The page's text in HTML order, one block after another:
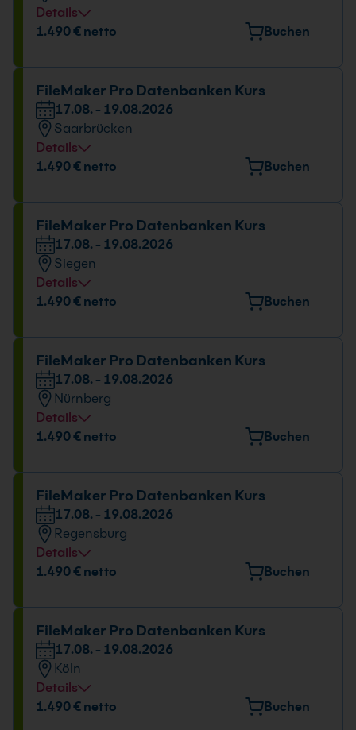
Details
Veranstaltungsort
Datum und Uhrzeit
17.08. - 19.08.2026
09:00 - 16:00 Uhr
1.490 € netto Buchen
FileMaker Pro Datenbanken Kurs
17.08. - 19.08.2026
Saarbrücken
Details
Veranstaltungsort
Datum und Uhrzeit
17.08. - 19.08.2026
09:00 - 16:00 Uhr
1.490 € netto Buchen
FileMaker Pro Datenbanken Kurs
17.08. - 19.08.2026
Siegen
Details
Veranstaltungsort
Datum und Uhrzeit
17.08. - 19.08.2026
09:00 - 16:00 Uhr
1.490 € netto Buchen
FileMaker Pro Datenbanken Kurs
17.08. - 19.08.2026
Nürnberg
Details
Veranstaltungsort
Datum und Uhrzeit
17.08. - 19.08.2026
09:00 - 16:00 Uhr
1.490 € netto Buchen
FileMaker Pro Datenbanken Kurs
17.08. - 19.08.2026
Regensburg
Details
Veranstaltungsort
Datum und Uhrzeit
17.08. - 19.08.2026
09:00 - 16:00 Uhr
1.490 € netto Buchen
FileMaker Pro Datenbanken Kurs
17.08. - 19.08.2026
Köln
Details
Veranstaltungsort
1.490 € netto Buchen